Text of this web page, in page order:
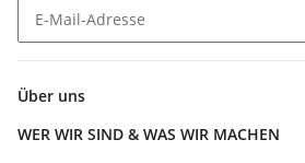
Über uns
WER WIR SIND & WAS WIR MACHEN